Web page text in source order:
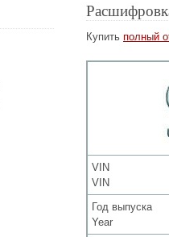
Купить полный
VIN
VIN
Год выпуска
Year